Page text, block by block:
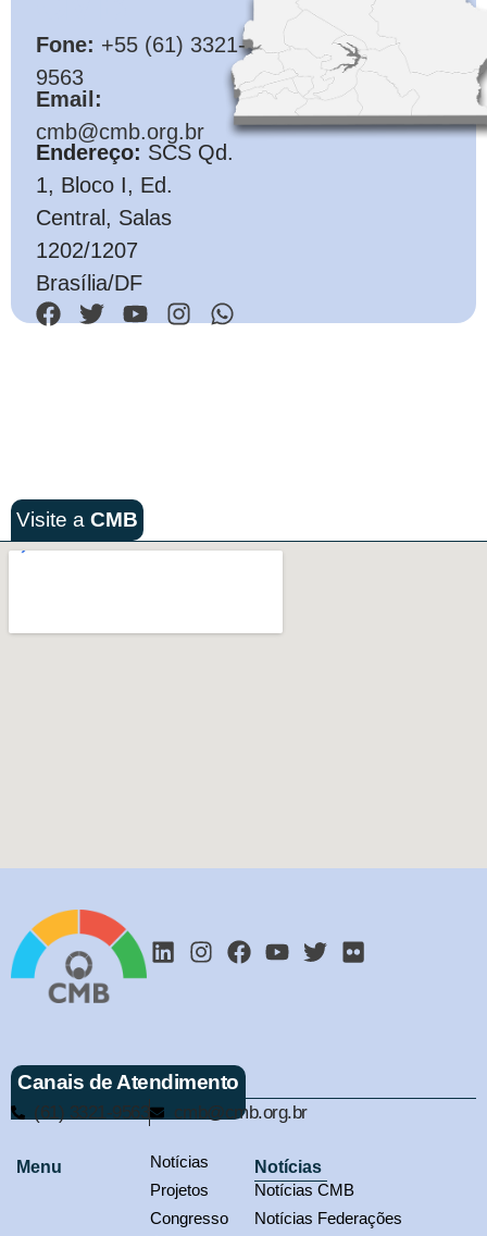
Fone: +55 (61) 3321-
9563
Email:
cmb@cmb.org.br
Endereço: SCS Qd.
1, Bloco I, Ed.
Central, Salas
1202/1207
Brasília/DF
Visite a CMB
Canais de Atendimento
(61) 3321-9563 cmb@cmb.org.br
Menu
Notícias
Projetos
Congresso
Notícias
Notícias CMB
Notícias Federações